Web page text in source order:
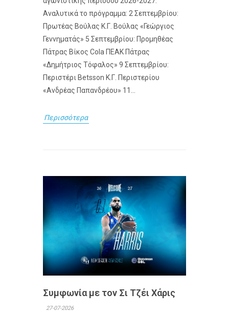
Αναλυτικά το πρόγραμμα: 2 Σεπτεμβρίου:
Πρωτέας Βούλας Κ.Γ. Βούλας «Γεώργιος
Γεννηματάς» 5 Σεπτεμβρίου: Προμηθέας
Πάτρας Βίκος Cola ΠΕΑΚ Πάτρας
«Δημήτριος Τόφαλος» 9 Σεπτεμβρίου:
Περιστέρι Betsson Κ.Γ. Περιστερίου
«Ανδρέας Παπανδρέου» 11...
Περισσότερα
Συμφωνία με τον Σι Τζέι Χάρις
27-07-2026